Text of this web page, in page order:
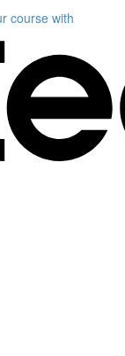
coursewith